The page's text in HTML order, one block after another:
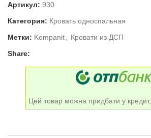
Артикул: 930
Категория: Кровать односпальная
Метки: Kompanit, Кровати из ДСП
Share:
Цей товар можна придбати у кредит,